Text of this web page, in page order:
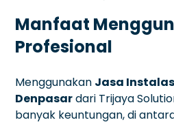
Manfaat
Profesional
Menggunakan Jasa
Denpasardari Trijaya
banyak keuntungan, di